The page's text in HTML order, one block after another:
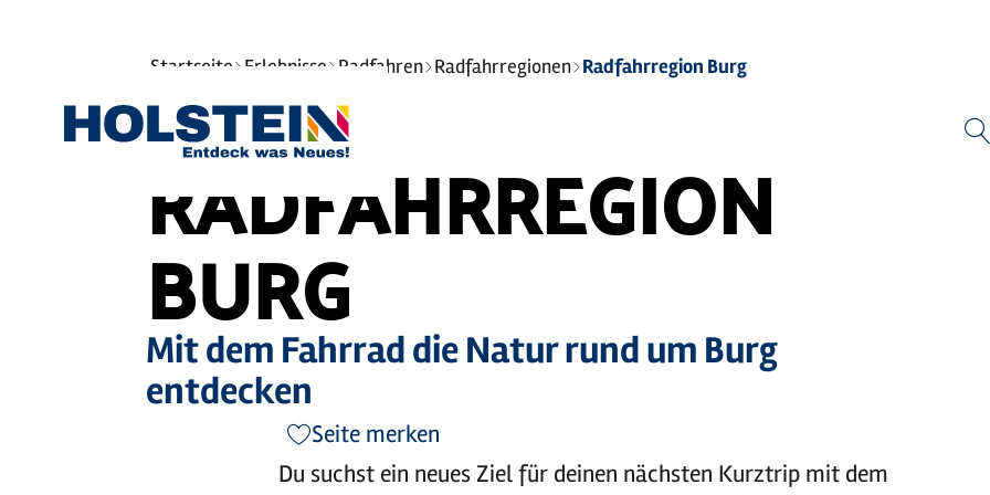
Sie
Startseite Erlebnisse Radfahren Radfahrregionen Radfahrregion Burg
RADFAHRREGION
BURG
Mit dem Fahrrad die Natur rund um Burg
entdecken
Seite merken
Du suchst ein neues Ziel für deinen nächsten Kurztrip mit dem